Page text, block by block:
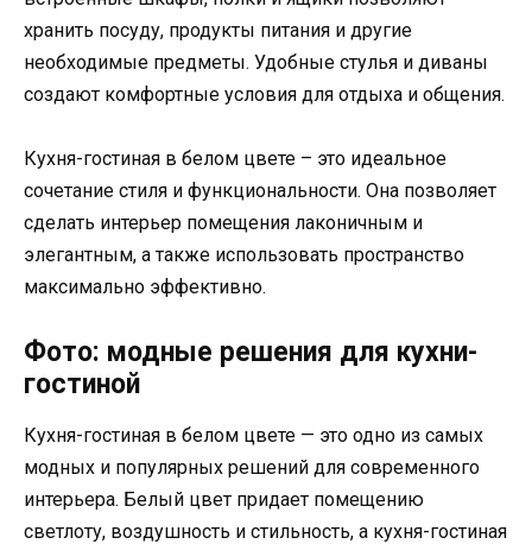
хранить посуду, продукты питания и другие
необходимые предметы. Удобные стулья и диваны
создают комфортные условия для отдыха и общения.
Кухня-гостиная в белом цвете – это идеальное
сочетание стиля и функциональности. Она позволяет
сделать интерьер помещения лаконичным и
элегантным, а также использовать пространство
максимально эффективно.
Фото: модные решения для кухни-
гостиной
Кухня-гостиная в белом цвете — это одно из самых
модных и популярных решений для современного
интерьера. Белый цвет придает помещению
светлоту, воздушность и стильность, а кухня-гостиная